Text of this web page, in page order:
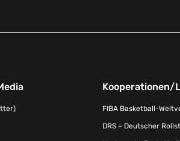
Kooperationen/
FIBA Basketball-
DRS – Deutscher